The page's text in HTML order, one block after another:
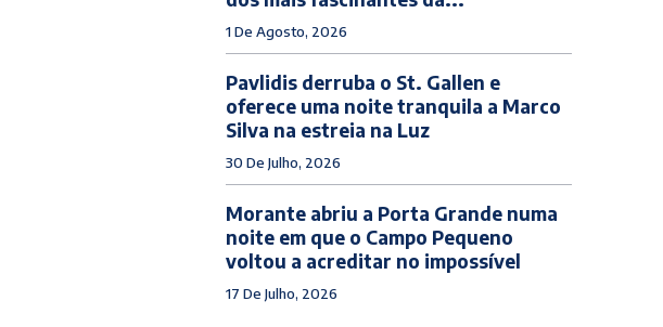
1 De Agosto, 2026
Pavlidis derruba o St. Gallen e
oferece uma noite tranquila a Marco
Silva na estreia na Luz
30 De Julho, 2026
Morante abriu a Porta Grande numa
noite em que o Campo Pequeno
voltou a acreditar no impossível
17 De Julho, 2026